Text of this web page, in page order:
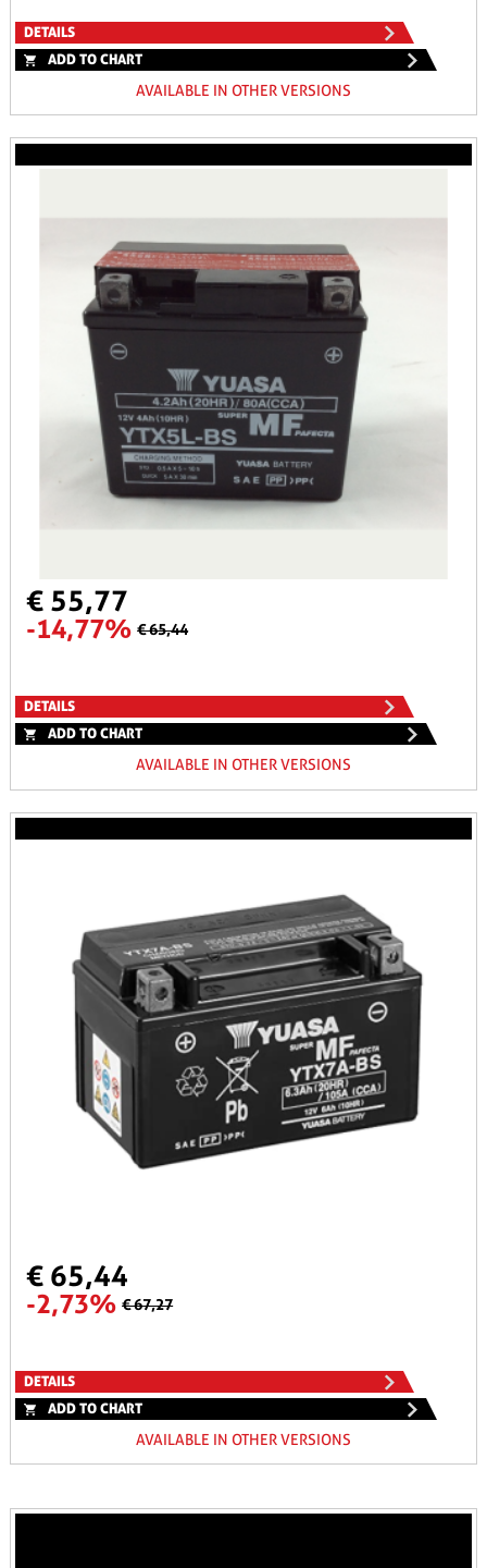
DETAILS
ADD TO CHART
AVAILABLE IN OTHER VERSIONS
€ 55,77
-14,77% € 65,44
DETAILS
ADD TO CHART
AVAILABLE IN OTHER VERSIONS
€ 65,44
-2,73% € 67,27
DETAILS
ADD TO CHART
AVAILABLE IN OTHER VERSIONS